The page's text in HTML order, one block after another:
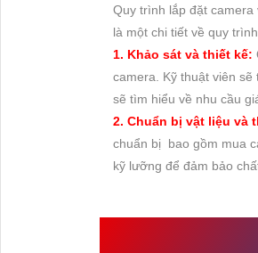
Quy trình lắp đặt
là một chi tiết về quy
1. Khảo sát và thiết kế:
camera. Kỹ thuật viên
sẽ tìm hiểu về nhu cầu
2. Chuẩn bị vật liệu và
chuẩn bị bao gồm mua
kỹ lưỡng để đảm bảo